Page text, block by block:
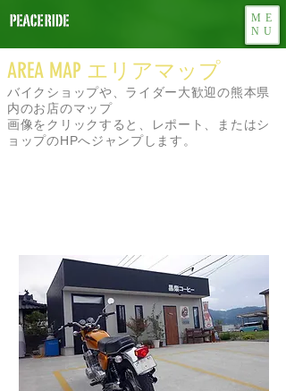
ME
NU
AREA MAP エリアマップ
バイクショップや、ライダー大歓迎の熊本県
内のお店のマップ
画像をクリックすると、レポート、またはシ
ョップのHPへジャンプします。